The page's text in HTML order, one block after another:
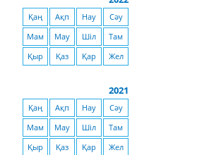
Қаң Ақп Нау
Сәу
Мам
Мау Шіл
Там
Қыр
Қаз Қар Жел
2021
Қаң Ақп Нау
Сәу
Мам
Мау Шіл
Там
Қыр
Қаз Қар Жел